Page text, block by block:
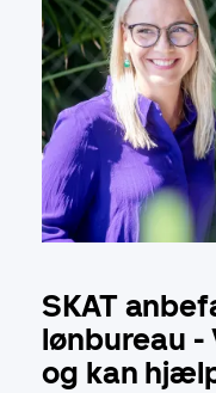
SKAT
lønbureau -
og kan